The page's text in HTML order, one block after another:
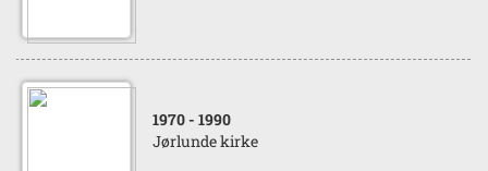
1970 - 1990
Jørlunde kirke